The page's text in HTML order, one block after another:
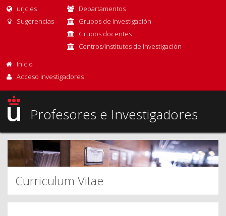
urjc.es
Sugerencias
Departamentos
Grupos de investigación
Grupos docentes
Centros/Institutos de Investigación
Inicio
Acceso Investigadores
Profesores e Investigadores
Curriculum Vitae